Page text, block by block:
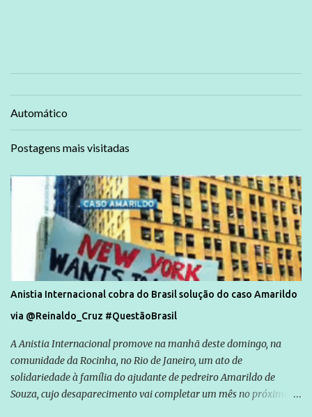
Automático
Postagens mais visitadas
Anistia Internacional cobra do Brasil solução do caso Amarildo
via @Reinaldo_Cruz #QuestãoBrasil
A Anistia Internacional promove na manhã deste domingo, na
comunidade da Rocinha, no Rio de Janeiro, um ato de
solidariedade à família do ajudante de pedreiro Amarildo de
Souza, cujo desaparecimento vai completar um mês no próximo